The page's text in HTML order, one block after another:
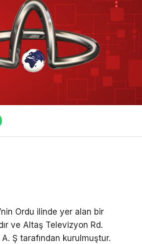
Ordu ilinde yer alan bir
ve Altaş Televizyon Rd.
A. Ş tarafından kurulmuştur.